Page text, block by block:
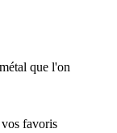
que l'on